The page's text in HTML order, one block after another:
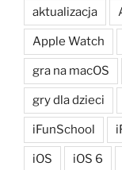
aktualizacja
Apple Watch
gra na macOS
gry dla dzieci
iFunSchool
iOS iOS 6